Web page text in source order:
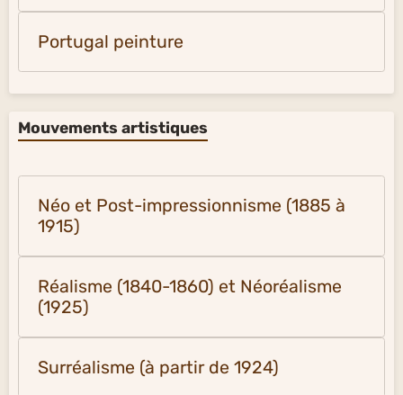
Portugal peinture
Mouvements artistiques
Néo et Post-impressionnisme (1885 à
1915)
Réalisme (1840-1860) et Néoréalisme
(1925)
Surréalisme (à partir de 1924)